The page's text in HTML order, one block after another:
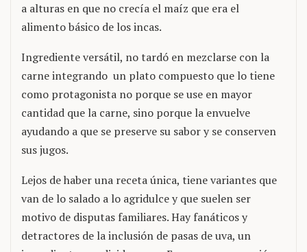
a alturas en que no crecía el maíz que era el
alimento básico de los incas.
Ingrediente versátil, no tardó en mezclarse con la
carne integrando un plato compuesto que lo tiene
como protagonista no porque se use en mayor
cantidad que la carne, sino porque la envuelve
ayudando a que se preserve su sabor y se conserven
sus jugos.
Lejos de haber una receta única, tiene variantes que
van de lo salado a lo agridulce y que suelen ser
motivo de disputas familiares. Hay fanáticos y
detractores de la inclusión de pasas de uva, un